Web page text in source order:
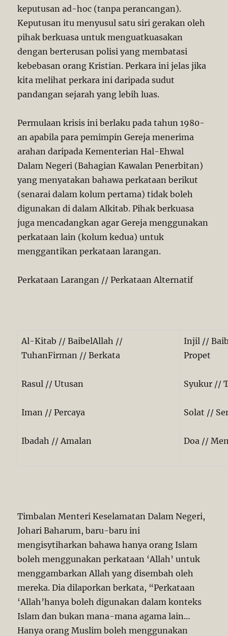
keputusan ad-hoc (tanpa perancangan).
Keputusan itu menyusul satu siri gerakan oleh
pihak berkuasa untuk menguatkuasakan
dengan berterusan polisi yang membatasi
kebebasan orang Kristian. Perkara ini jelas jika
kita melihat perkara ini daripada sudut
pandangan sejarah yang lebih luas.
Permulaan krisis ini berlaku pada tahun 1980-
an apabila para pemimpin Gereja menerima
arahan daripada Kementerian Hal-Ehwal
Dalam Negeri (Bahagian Kawalan Penerbitan)
yang menyatakan bahawa perkataan berikut
(senarai dalam kolum pertama) tidak boleh
digunakan di dalam Alkitab. Pihak berkuasa
juga mencadangkan agar Gereja menggunakan
perkataan lain (kolum kedua) untuk
menggantikan perkataan larangan.
Perkataan Larangan // Perkataan Alternatif
Al-Kitab // BaibelAllah //
TuhanFirman // Berkata
Rasul // Utusan
Iman // Percaya
Ibadah // Amalan
Injil //
Propet
Syukur //
Solat //
Doa //
Timbalan Menteri Keselamatan Dalam Negeri,
Johari Baharum, baru-baru ini
mengisytiharkan bahawa hanya orang Islam
boleh menggunakan perkataan ‘Allah’ untuk
menggambarkan Allah yang disembah oleh
mereka. Dia dilaporkan berkata, “Perkataan
‘Allah’hanya boleh digunakan dalam konteks
Islam dan bukan mana-mana agama lain…
Hanya orang Muslim boleh menggunakan